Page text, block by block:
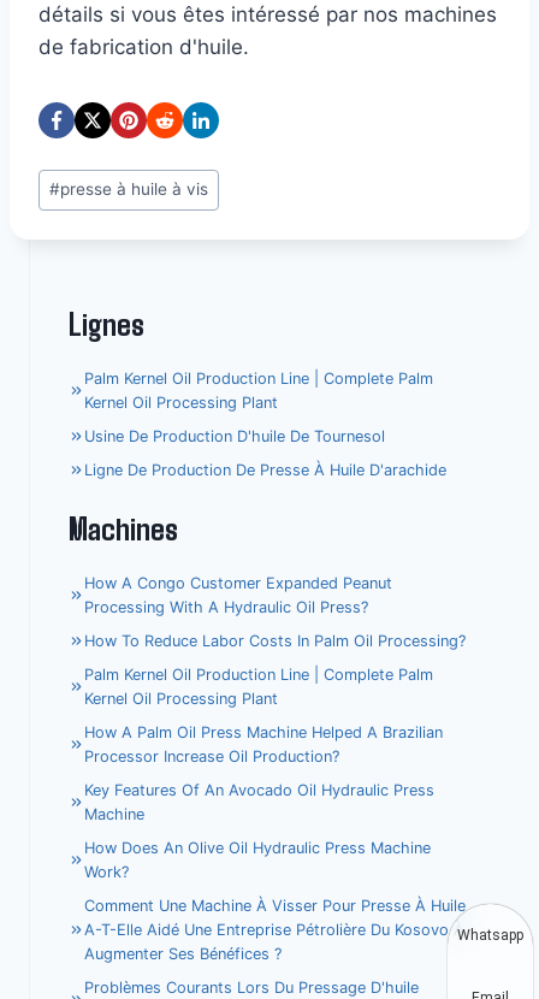
détails si vous êtes intéressé par nos machines
de fabrication d'huile.
Étiquettes
de
la
#presse à huile à vis
Lignes
Palm Kernel Oil Production Line | Complete Palm
Kernel Oil Processing Plant
Usine De Production D'huile De Tournesol
Ligne De Production De Presse À Huile D'arachide
Machines
How A Congo Customer Expanded Peanut
Processing With A Hydraulic Oil Press?
How To Reduce Labor Costs In Palm Oil Processing?
Palm Kernel Oil Production Line | Complete Palm
Kernel Oil Processing Plant
How A Palm Oil Press Machine Helped A Brazilian
Processor Increase Oil Production?
Key Features Of An Avocado Oil Hydraulic Press
Machine
How Does An Olive Oil Hydraulic Press Machine
Work?
Comment Une Machine À Visser Pour Presse À Huile
A-T-Elle Aidé Une Entreprise Pétrolière Du Kosovo À
Augmenter Ses Bénéfices ?
Problèmes Courants Lors Du Pressage D'huile
Whatsapp